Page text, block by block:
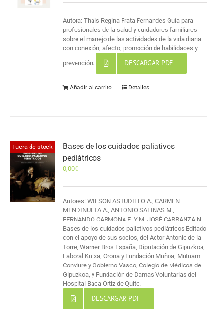
Autora: Thais Regina Frata Fernandes Guía para
profesionales de la salud y cuidadores familiares
sobre el manejo de las actividades de la vida diaria
con conexión, afecto, promoción de habilidades y
prevención. DESCARGAR PDF
Añadir al carrito Detalles
Fuera de stock
Bases de los cuidados paliativos
pediátricos
0,00€
Autores: WILSON ASTUDILLO A., CARMEN
MENDINUETA A., ANTONIO SALINAS M.,
FERNANDO CARMONA E. Y M. JOSÉ CARRANZA N.
Bases de los cuidados paliativos pediátricos Editado
con el apoyo de sus socios, del Actor Antonio de la
Torre, Warner Bros España, Diputación de Gipuzkoa,
Laboral Kutxa, Orona y Fundación Muñoa, Mutuam
Conviure y Gobierno Vasco, Colegio de Médicos de
Gipuzkoa, y Fundación de Damas Voluntarias del
Hospital Baca Ortiz de Quito.
DESCARGAR PDF